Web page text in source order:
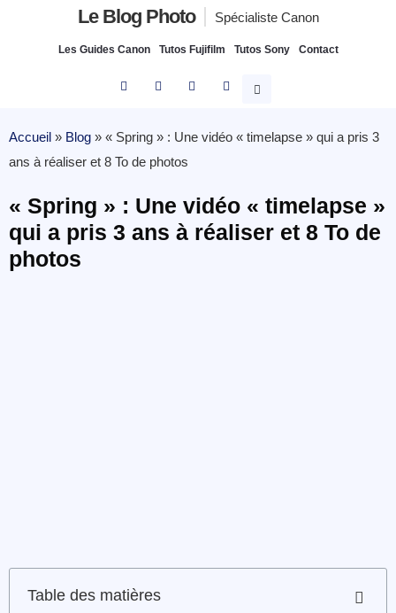
Le Blog Photo Spécialiste Canon
Les Guides Canon Tutos Fujifilm Tutos Sony Contact
Accueil » Blog » « Spring » : Une vidéo « timelapse » qui a pris 3
ans à réaliser et 8 To de photos
« Spring » : Une vidéo « timelapse »
qui a pris 3 ans à réaliser et 8 To de
photos
Table des matières